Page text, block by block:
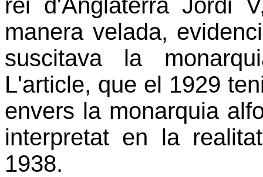
rei d'Anglaterra Jordi
manera velada,
suscitava la
L'article, que el 1929
envers la monarquia
interpretat en la
1938.